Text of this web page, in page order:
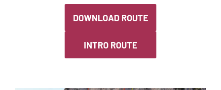
DOWNLOAD ROUTE
INTRO ROUTE